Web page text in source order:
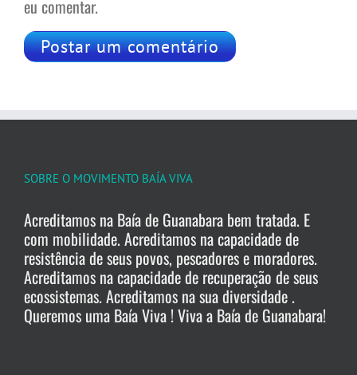
eu comentar.
SOBRE O MOVIMENTO BAÍA VIVA
Acreditamos na Baía de Guanabara bem tratada. E
com mobilidade. Acreditamos na capacidade de
resistência de seus povos, pescadores e moradores.
Acreditamos na capacidade de recuperação de seus
ecossistemas. Acreditamos na sua diversidade .
Queremos uma Baía Viva ! Viva a Baía de Guanabara!